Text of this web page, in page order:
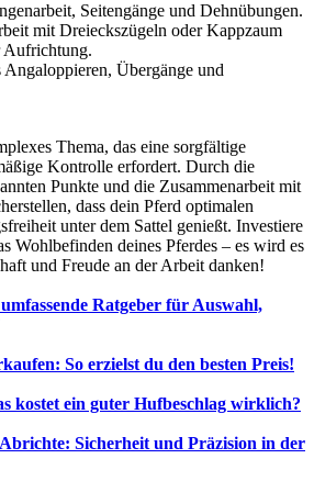
Seitengänge und Dehnübungen.
mit Dreieckszügeln oder Kappzaum
Aufrichtung.
Angaloppieren, Übergänge und
Thema, das eine sorgfältige
Kontrolle erfordert. Durch die
Punkte und die Zusammenarbeit mit
dass dein Pferd optimalen
unter dem Sattel genießt. Investiere
Wohlbefinden deines Pferdes – es wird es
und Freude an der Arbeit danken!
Ratgeber für Auswahl,
So erzielst du den besten Preis!
kostet ein guter Hufbeschlag wirklich?
Sicherheit und Präzision in der